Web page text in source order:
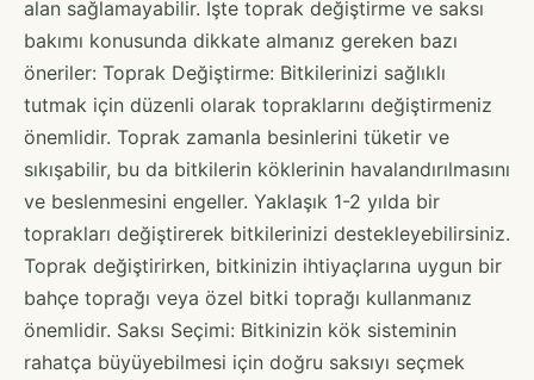
alan sağlamayabilir. İşte toprak değiştirme ve saksı
bakımı konusunda dikkate almanız gereken bazı
öneriler: Toprak Değiştirme: Bitkilerinizi sağlıklı
tutmak için düzenli olarak topraklarını değiştirmeniz
önemlidir. Toprak zamanla besinlerini tüketir ve
sıkışabilir, bu da bitkilerin köklerinin havalandırılmasını
ve beslenmesini engeller. Yaklaşık 1-2 yılda bir
toprakları değiştirerek bitkilerinizi destekleyebilirsiniz.
Toprak değiştirirken, bitkinizin ihtiyaçlarına uygun bir
bahçe toprağı veya özel bitki toprağı kullanmanız
önemlidir. Saksı Seçimi: Bitkinizin kök sisteminin
rahatça büyüyebilmesi için doğru saksıyı seçmek